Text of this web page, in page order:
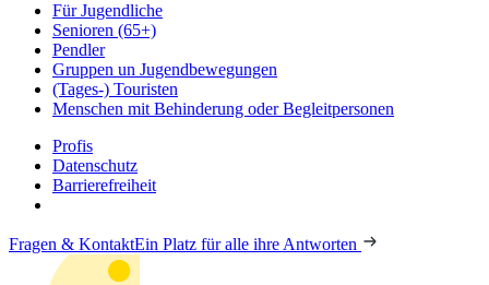
Für Jugendliche
Senioren (65+)
Pendler
Gruppen un Jugendbewegungen
(Tages-) Touristen
Menschen mit Behinderung oder Begleitpersonen
Profis
Datenschutz
Barrierefreiheit
Fragen & KontaktEin Platz für alle ihre Antworten